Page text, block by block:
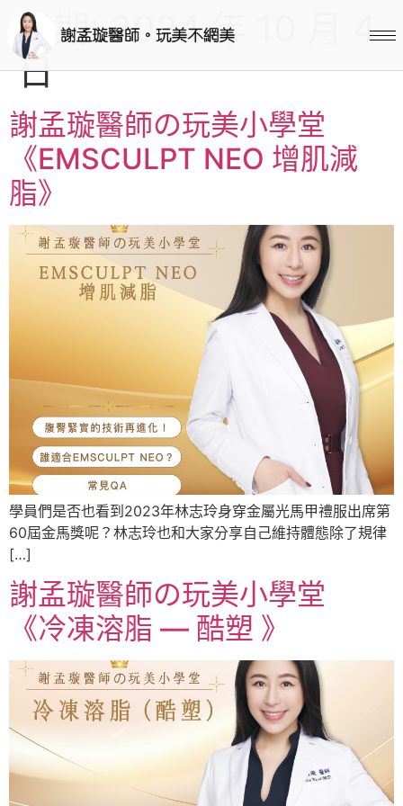
日期:2024 年 10 月 4
日
謝孟璇醫師の玩美小學堂
《EMSCULPT NEO 增肌減
脂》
學員們是否也看到2023年林志玲身穿金屬光馬甲禮服出席第
60屆金馬獎呢？林志玲也和大家分享自己維持體態除了規律
[…]
謝孟璇醫師の玩美小學堂
《冷凍溶脂 — 酷塑 》